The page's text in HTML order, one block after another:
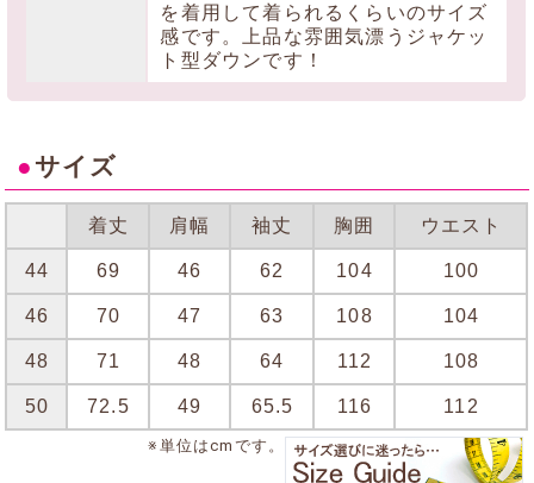
を着用して着られるくらいのサイズ
感です。上品な雰囲気漂うジャケッ
ト型ダウンです！
● サイズ
着丈 肩幅 袖丈 胸囲 ウエスト
44 69 46 62 104 100
46 70 47 63 108 104
48 71 48 64 112 108
50 72.5 49 65.5 116 112
※単位はcmです。